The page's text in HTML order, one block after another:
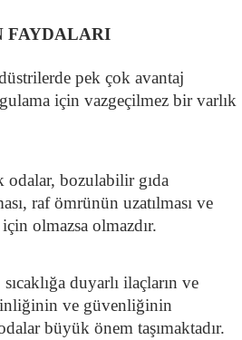
FAYDALARI
pek çok avantaj
için vazgeçilmez bir varlık
odalar, bozulabilir gıda
raf ömrünün uzatılması ve
olmazsa olmazdır.
duyarlı ilaçların ve
ve güvenliğinin
büyük önem taşımaktadır.